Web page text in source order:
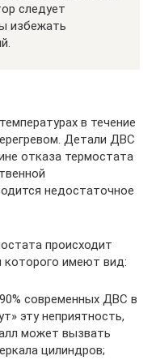
следует
избежать
в течение
Детали ДВС
отказа термостата
недостаточное
происходит
которого имеют вид:
современных ДВС в
эту неприятность,
может вызвать
цилиндров;